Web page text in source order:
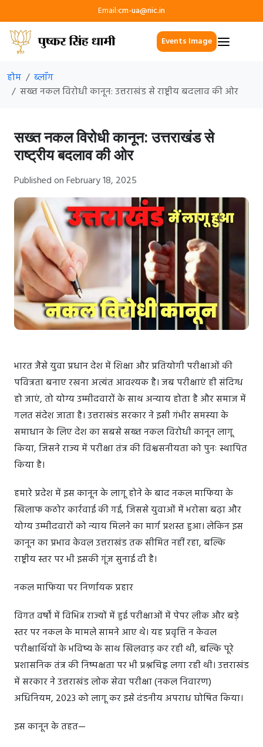
Email:cm-ua@nic.in
Events Image
होम
ब्लॉग
सख्त नकल विरोधी कानून: उत्तराखंड से राष्ट्रीय बदलाव की ओर
सख्त नकल विरोधी कानून: उत्तराखंड से
राष्ट्रीय बदलाव की ओर
Published on February 18, 2025
भारत जैसे युवा प्रधान देश में शिक्षा और प्रतियोगी परीक्षाओं की
पवित्रता बनाए रखना अत्यंत आवश्यक है। जब परीक्षाएं ही संदिग्ध
हो जाएं, तो योग्य उम्मीदवारों के साथ अन्याय होता है और समाज में
गलत संदेश जाता है। उत्तराखंड सरकार ने इसी गंभीर समस्या के
समाधान के लिए देश का सबसे सख्त नकल विरोधी कानून लागू
किया, जिसने राज्य में परीक्षा तंत्र की विश्वसनीयता को पुनः स्थापित
किया है।
हमारे प्रदेश में इस कानून के लागू होने के बाद नकल माफिया के
खिलाफ कठोर कार्रवाई की गई, जिससे युवाओं में भरोसा बढ़ा और
योग्य उम्मीदवारों को न्याय मिलने का मार्ग प्रशस्त हुआ। लेकिन इस
कानून का प्रभाव केवल उत्तराखंड तक सीमित नहीं रहा, बल्कि
राष्ट्रीय स्तर पर भी इसकी गूंज सुनाई दी है।
नकल माफिया पर निर्णायक प्रहार
विगत वर्षों में विभिन्न राज्यों में हुई परीक्षाओं में पेपर लीक और बड़े
स्तर पर नकल के मामले सामने आए थे। यह प्रवृत्ति न केवल
परीक्षार्थियों के भविष्य के साथ खिलवाड़ कर रही थी, बल्कि पूरे
प्रशासनिक तंत्र की निष्पक्षता पर भी प्रश्नचिह्न लगा रही थी। उत्तराखंड
में सरकार ने उत्तराखंड लोक सेवा परीक्षा (नकल निवारण)
अधिनियम, 2023 को लागू कर इसे दंडनीय अपराध घोषित किया।
इस कानून के तहत—